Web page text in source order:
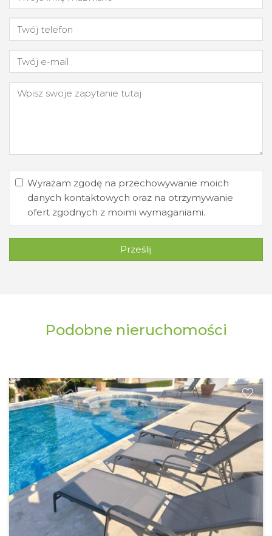
Wyrażam zgodę na przechowywanie moich
danych kontaktowych oraz na otrzymywanie
ofert zgodnych z moimi wymaganiami.
Prześlij
Podobne nieruchomości